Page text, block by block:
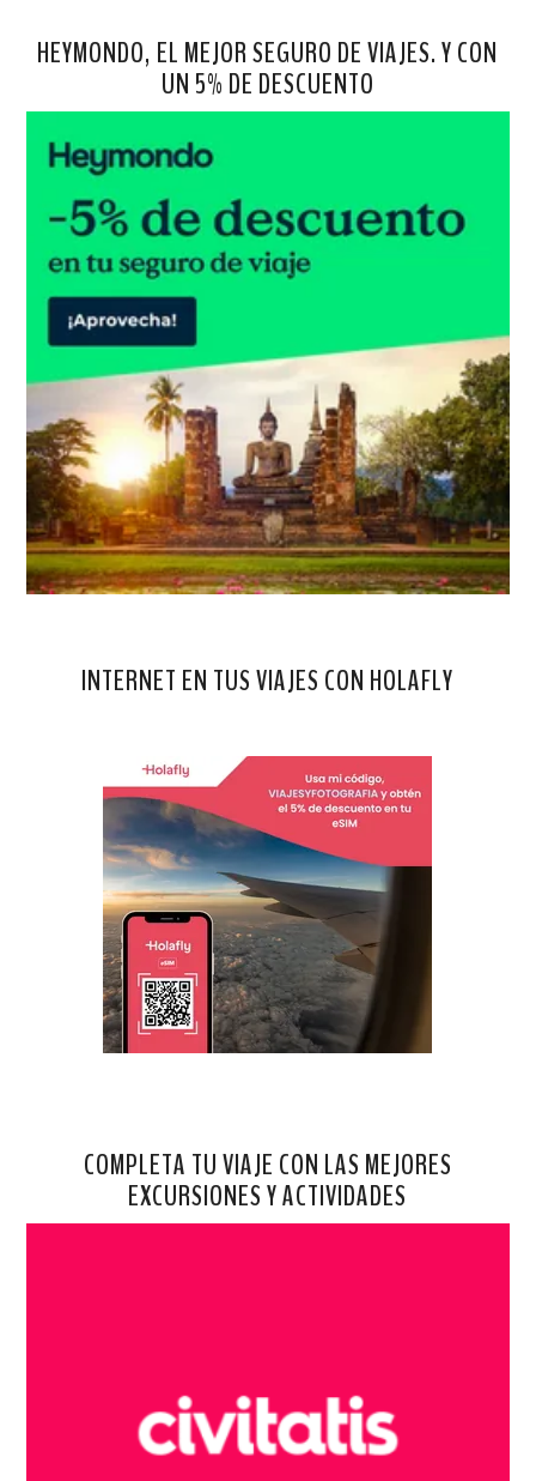
HEYMONDO, EL MEJOR SEGURO DE VIAJES. Y CON
UN 5% DE DESCUENTO
INTERNET EN TUS VIAJES CON HOLAFLY
COMPLETA TU VIAJE CON LAS MEJORES
EXCURSIONES Y ACTIVIDADES